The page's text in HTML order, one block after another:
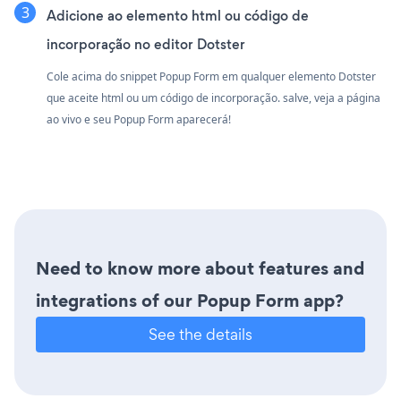
Adicione ao elemento html ou código de
incorporação no editor Dotster
Cole acima do snippet Popup Form em qualquer elemento Dotster
que aceite html ou um código de incorporação. salve, veja a página
ao vivo e seu Popup Form aparecerá!
Need to know more about features and
integrations of our Popup Form app?
See the details